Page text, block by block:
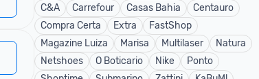
C&A
Carrefour Casas Bahia
Centauro
Compra Certa
Extra
FastShop
Magazine Luiza
Marisa Multilaser
Natura
Netshoes
O Boticario Nike
Ponto